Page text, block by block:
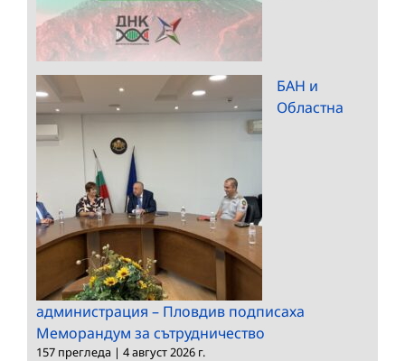
БАН и
Областна
администрация – Пловдив подписаха
Меморандум за сътрудничество
157 прегледа | 4 август 2026 г.